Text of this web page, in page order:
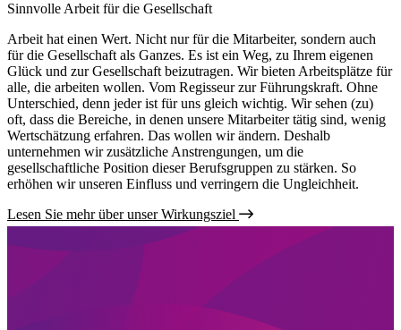
Sinnvolle Arbeit für die Gesellschaft
Arbeit hat einen Wert. Nicht nur für die Mitarbeiter, sondern auch
für die Gesellschaft als Ganzes. Es ist ein Weg, zu Ihrem eigenen
Glück und zur Gesellschaft beizutragen. Wir bieten Arbeitsplätze für
alle, die arbeiten wollen. Vom Regisseur zur Führungskraft. Ohne
Unterschied, denn jeder ist für uns gleich wichtig. Wir sehen (zu)
oft, dass die Bereiche, in denen unsere Mitarbeiter tätig sind, wenig
Wertschätzung erfahren. Das wollen wir ändern. Deshalb
unternehmen wir zusätzliche Anstrengungen, um die
gesellschaftliche Position dieser Berufsgruppen zu stärken. So
erhöhen wir unseren Einfluss und verringern die Ungleichheit.
Lesen Sie mehr über unser Wirkungsziel